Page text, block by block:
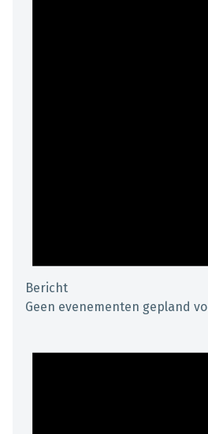
Bericht
Geen evenementen gepland